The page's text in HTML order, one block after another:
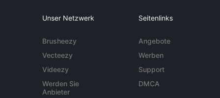
Unser Netzwerk
Brusheezy
Vecteezy
Videezy
Werden Sie
Anbieter
Seitenlinks
Angebote
Werben
Support
DMCA